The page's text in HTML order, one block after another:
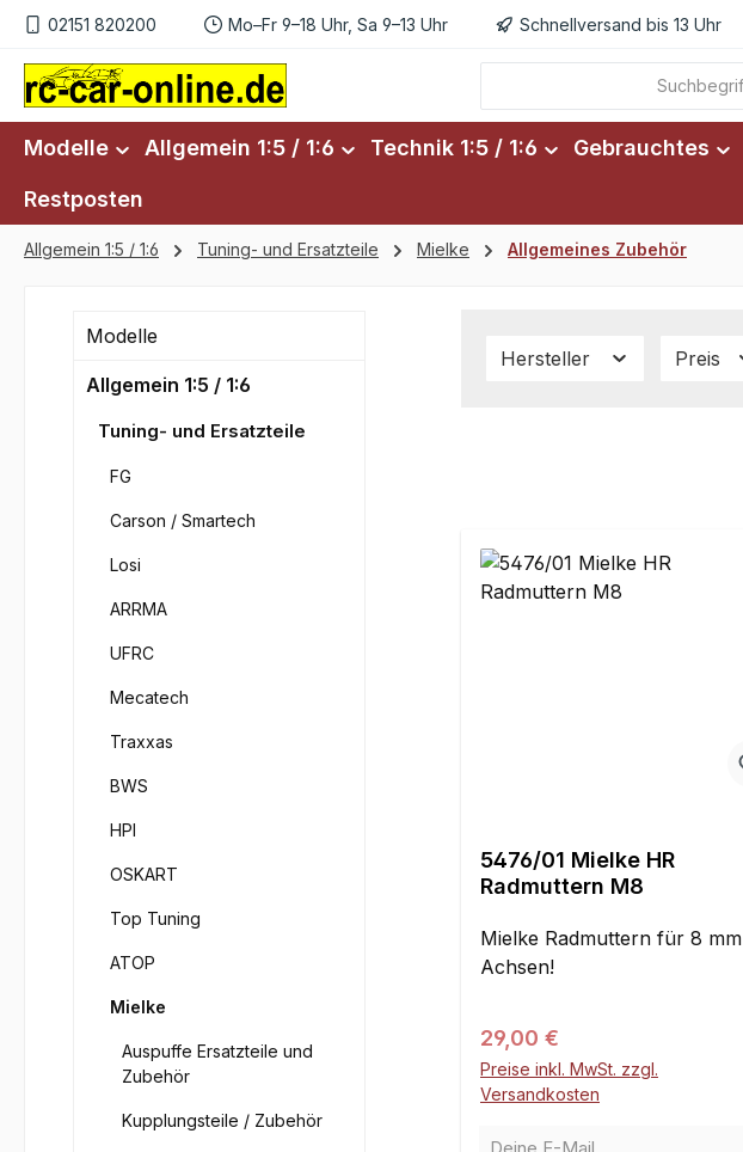
Hauptinhalt springen
Zur Suche springen
Zur Hauptnavigation springen
02151 820200 Mo–Fr 9–18 Uhr, Sa 9–13 Uhr Schnellversand bis 13 Uhr
Modelle Allgemein 1:5 / 1:6 Technik 1:5 / 1:6 Gebrauchtes
Restposten
Allgemein 1:5 / 1:6 Tuning- und Ersatzteile Mielke Allgemeines Zubehör
Modelle
Allgemein 1:5 / 1:6
Tuning- und Ersatzteile
FG
Carson / Smartech
Losi
ARRMA
UFRC
Mecatech
Traxxas
BWS
HPI
OSKART
Top Tuning
ATOP
Mielke
Auspuffe Ersatzteile und
Zubehör
Kupplungsteile / Zubehör
Hersteller Preis
5476/01 Mielke HR
Radmuttern M8
Mielke Radmuttern für 8 mm
Achsen!
Regulärer Preis:
29,00 €
Preise inkl. MwSt. zzgl.
Versandkosten
Deine E-Mail